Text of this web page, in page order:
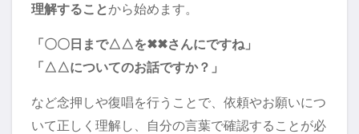
理解することから始めます。
「〇〇日まで△△を✖✖さんにですね」
「△△についてのお話ですか？」
など念押しや復唱を行うことで、依頼やお願いにつ
いて正しく理解し、自分の言葉で確認することが必